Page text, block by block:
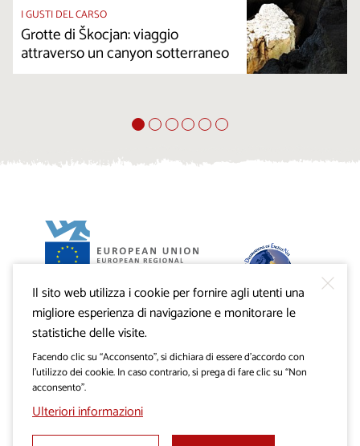
I GUSTI DEL CARSO
Grotte di Škocjan: viaggio
attraverso un canyon sotterraneo
Progetto VisitKras. L’investimento è cofinanziato dalla
Repubblica di Slovenia e dal Fondo europeo di sviluppo
regionale dell’Unione Europea.
Il sito web utilizza i cookie per fornire agli utenti una
migliore esperienza di navigazione e monitorare le
statistiche delle visite.
Facendo clic su “Acconsento”, si dichiara di essere d’accordo con
l’utilizzo dei cookie. In caso contrario, si prega di fare clic su “Non
acconsento”.
Ulteriori informazioni